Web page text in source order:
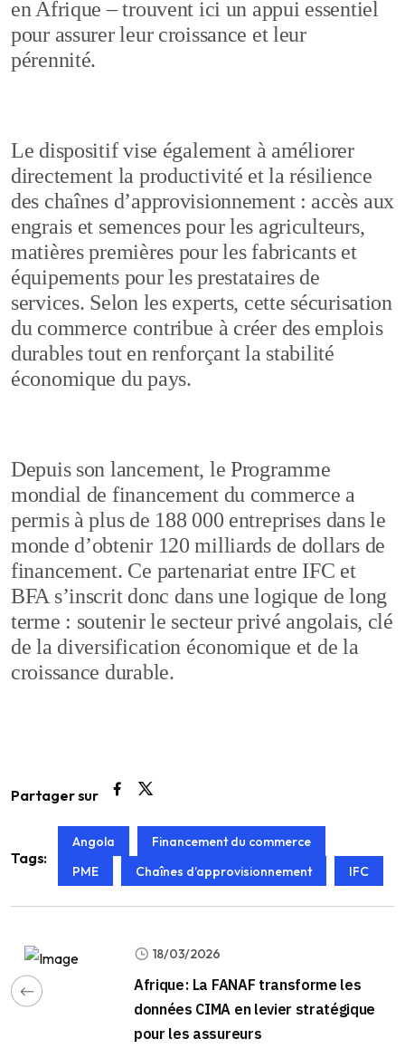
en Afrique – trouvent ici un appui essentiel
pour assurer leur croissance et leur
pérennité.
Le dispositif vise également à améliorer
directement la productivité et la résilience
des chaînes d’approvisionnement : accès aux
engrais et semences pour les agriculteurs,
matières premières pour les fabricants et
équipements pour les prestataires de
services. Selon les experts, cette sécurisation
du commerce contribue à créer des emplois
durables tout en renforçant la stabilité
économique du pays.
Depuis son lancement, le Programme
mondial de financement du commerce a
permis à plus de 188 000 entreprises dans le
monde d’obtenir 120 milliards de dollars de
financement. Ce partenariat entre IFC et
BFA s’inscrit donc dans une logique de long
terme : soutenir le secteur privé angolais, clé
de la diversification économique et de la
croissance durable.
Partager sur
Tags:
Angola
Financement du commerce
PME
Chaînes d’approvisionnement IFC
18/03/2026
Afrique : La FANAF transforme les
données CIMA en levier stratégique
pour les assureurs